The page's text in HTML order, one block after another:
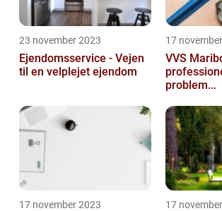
23 november 2023
Ejendomsservice - Vejen
til en velplejet ejendom
17
VVS
problem...
17 november 2023 17